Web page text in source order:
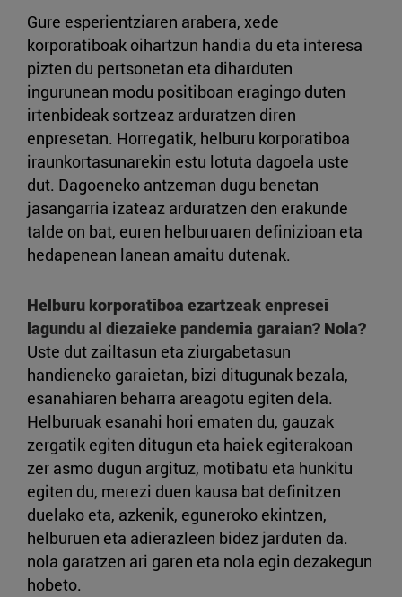
Gure esperientziaren arabera, xede
korporatiboak oihartzun handia du eta interesa
pizten du pertsonetan eta diharduten
ingurunean modu positiboan eragingo duten
irtenbideak sortzeaz arduratzen diren
enpresetan. Horregatik, helburu korporatiboa
iraunkortasunarekin estu lotuta dagoela uste
dut. Dagoeneko antzeman dugu benetan
jasangarria izateaz arduratzen den erakunde
talde on bat, euren helburuaren definizioan eta
hedapenean lanean amaitu dutenak.
Helburu korporatiboa ezartzeak enpresei
lagundu al diezaieke pandemia garaian? Nola?
Uste dut zailtasun eta ziurgabetasun
handieneko garaietan, bizi ditugunak bezala,
esanahiaren beharra areagotu egiten dela.
Helburuak esanahi hori ematen du, gauzak
zergatik egiten ditugun eta haiek egiterakoan
zer asmo dugun argituz, motibatu eta hunkitu
egiten du, merezi duen kausa bat definitzen
duelako eta, azkenik, eguneroko ekintzen,
helburuen eta adierazleen bidez jarduten da.
nola garatzen ari garen eta nola egin dezakegun
hobeto.